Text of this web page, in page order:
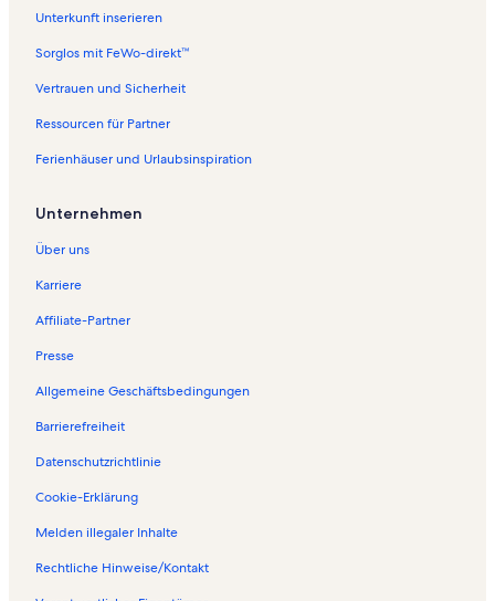
Unterkunft inserieren
Sorglos mit FeWo-direkt™
Vertrauen und Sicherheit
Ressourcen für Partner
Ferienhäuser und Urlaubsinspiration
Unternehmen
Über uns
Karriere
Affiliate-Partner
Presse
Allgemeine Geschäftsbedingungen
Barrierefreiheit
Datenschutzrichtlinie
Cookie-Erklärung
Melden illegaler Inhalte
Rechtliche Hinweise/Kontakt